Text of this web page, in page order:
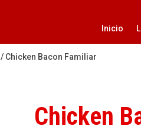
Inicio
/ Chicken Bacon Familiar
Chicken